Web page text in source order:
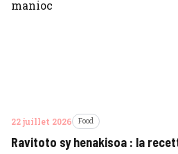
22 juillet 2026 Food
Ravitoto sy henakisoa : la